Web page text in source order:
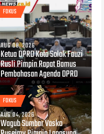
FOKUS
AUG 08, 2026
Ketua DPRD Kota Solok Fauzi
Rusli Pimpin Rapat Bamus
Pembahasan Agenda DPRD
FOKUS
AUG 04, 2026
Wagub Sumbar Vasko